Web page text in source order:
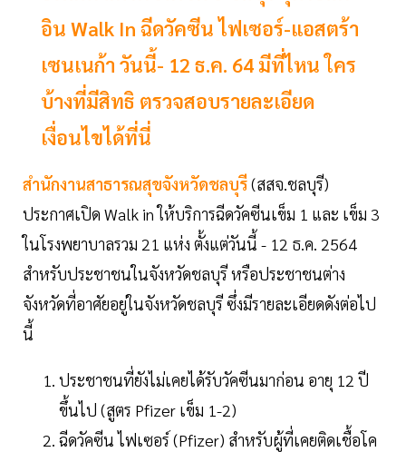
อิน Walk In ฉีดวัคซีน ไฟเซอร์-แอสตร้า
เซนเนก้า วันนี้- 12 ธ.ค. 64 มีที่ไหน ใคร
บ้างที่มีสิทธิ ตรวจสอบรายละเอียด
เงื่อนไขได้ที่นี่
สำนักงานสาธารณสุขจังหวัดชลบุรี(สสจ.ชลบุรี)
ประกาศเปิด Walk in ให้บริการฉีดวัคซีนเข็ม 1 และ เข็ม 3
ในโรงพยาบาลรวม 21 แห่ง ตั้งแต่วันนี้ - 12 ธ.ค. 2564
สำหรับประชาชนในจังหวัดชลบุรี หรือประชาชนต่าง
จังหวัดที่อาศัยอยู่ในจังหวัดชลบุรี ซึ่งมีรายละเอียดดังต่อไป
นี้
ประชาชนที่ยังไม่เคยได้รับวัคซีนมาก่อน อายุ 12 ปี
ขึ้นไป (สูตร Pfizer เข็ม 1-2)
ฉีดวัคซีน ไฟเซอร์ (Pfizer) สำหรับผู้ที่เคยติดเชื้อโค